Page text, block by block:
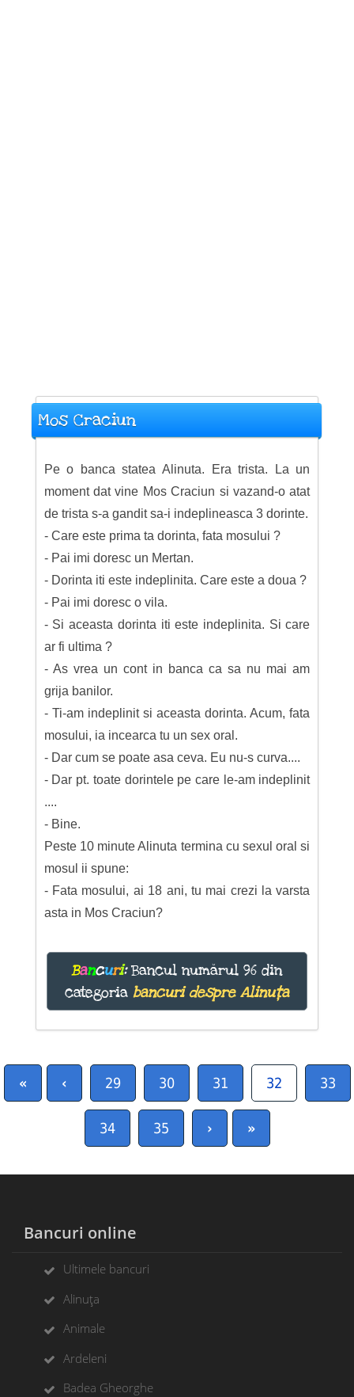
Mos Craciun
Pe o banca statea Alinuta. Era trista. La un
moment dat vine Mos Craciun si vazand-o atat
de trista s-a gandit sa-i indeplineasca 3 dorinte.
- Care este prima ta dorinta, fata mosului ?
- Pai imi doresc un Mertan.
- Dorinta iti este indeplinita. Care este a doua ?
- Pai imi doresc o vila.
- Si aceasta dorinta iti este indeplinita. Si care
ar fi ultima ?
- As vrea un cont in banca ca sa nu mai am
grija banilor.
- Ti-am indeplinit si aceasta dorinta. Acum, fata
mosului, ia incearca tu un sex oral.
- Dar cum se poate asa ceva. Eu nu-s curva....
- Dar pt. toate dorintele pe care le-am indeplinit
....
- Bine.
Peste 10 minute Alinuta termina cu sexul oral si
mosul ii spune:
- Fata mosului, ai 18 ani, tu mai crezi la varsta
asta in Mos Craciun?
Bancuri:Bancul numărul 96 din
categoria bancuri despre Alinuța
« ‹ 29 30 31 32 33
34 35 › »
Bancuri online
Ultimele bancuri
Alinuța
Animale
Ardeleni
Badea Gheorghe